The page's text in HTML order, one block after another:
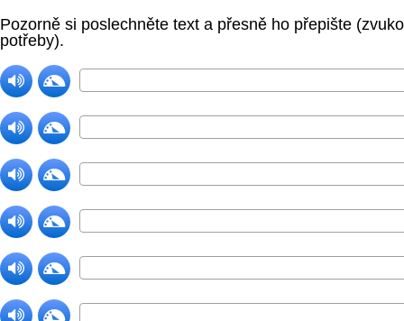
Pozorně si poslechněte text a přesně ho přepište
potřeby).